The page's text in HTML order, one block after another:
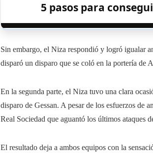
5 pasos para
Sin embargo, el Niza respondió y logró igualar
disparó un disparo que se coló en la portería de
En la segunda parte, el Niza tuvo una clara
disparo de Gessan. A pesar de los esfuerzos de
Real Sociedad que aguantó los últimos ataques
El resultado deja a ambos equipos con la